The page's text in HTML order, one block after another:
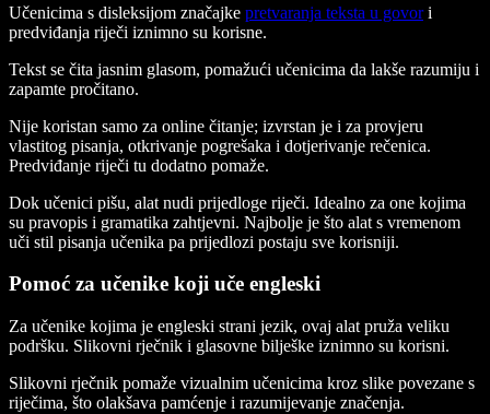
Učenicima s disleksijom značajke pretvaranja teksta u govori
predviđanja riječi iznimno su korisne.
Tekst se čita jasnim glasom, pomažući učenicima da lakše razumiju i
zapamte pročitano.
Nije koristan samo za online čitanje; izvrstan je i za provjeru
vlastitog pisanja, otkrivanje pogrešaka i dotjerivanje rečenica.
Predviđanje riječi tu dodatno pomaže.
Dok učenici pišu, alat nudi prijedloge riječi. Idealno za one kojima
su pravopis i gramatika zahtjevni. Najbolje je što alat s vremenom
uči stil pisanja učenika pa prijedlozi postaju sve korisniji.
Pomoć za učenike koji uče engleski
Za učenike kojima je engleski strani jezik, ovaj alat pruža veliku
podršku. Slikovni rječnik i glasovne bilješke iznimno su korisni.
Slikovni rječnik pomaže vizualnim učenicima kroz slike povezane s
riječima, što olakšava pamćenje i razumijevanje značenja.